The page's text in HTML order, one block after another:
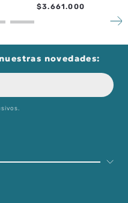
$3.661.000
novedades: